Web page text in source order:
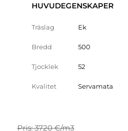
HUVUDEGENSKAPER
Träslag Ek
Bredd 500
Tjocklek 52
Kvalitet Servamata
Pris: 3720 €/m3